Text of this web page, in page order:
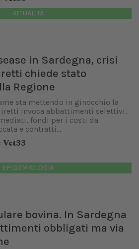
ATTUALITÀ
in Sardegna, crisi
chiede stato
Regione
sta mettendo in ginocchio la
invoca abbattimenti selettivi,
fondi per i costi da
e contratti...
Vet33
EPIDEMIOLOGIA
bovina. In Sardegna
obbligati ma via